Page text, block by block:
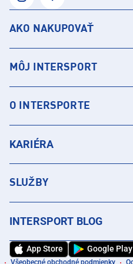
AKO NAKUPOVAŤ
MÔJ INTERSPORT
O INTERSPORTE
KARIÉRA
SLUŽBY
INTERSPORT BLOG
App Store Google Play
Všeobecné obchodné podmienky